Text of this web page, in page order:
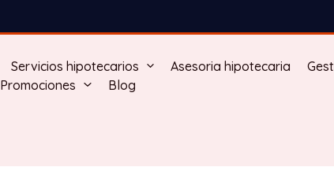
Servicios hipotecarios Asesoria hipotecaria
Promociones Blog